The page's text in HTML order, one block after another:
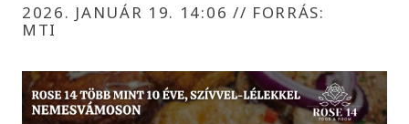
2026. JANUÁR 19. 14:06 // FORRÁS:
MTI